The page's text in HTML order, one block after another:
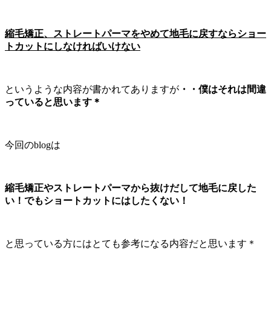
縮毛矯正、ストレートパーマをやめて地毛に戻すならショー
トカットにしなければいけない
というような内容が書かれてありますが ・・僕はそれは間違
っていると思います＊
今回のblogは
縮毛矯正やストレートパーマから抜けだして地毛に戻した
い！でもショートカットにはしたくない！
と思っている方にはとても参考になる内容だと思います＊